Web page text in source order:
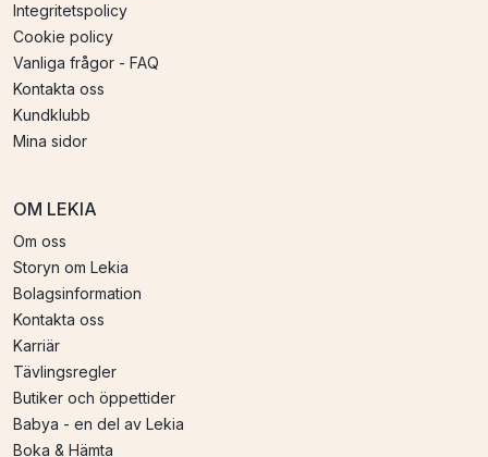
Integritetspolicy
Cookie policy
Vanliga frågor - FAQ
Kontakta oss
Kundklubb
Mina sidor
OM LEKIA
Om oss
Storyn om Lekia
Bolagsinformation
Kontakta oss
Karriär
Tävlingsregler
Butiker och öppettider
Babya - en del av Lekia
Boka & Hämta